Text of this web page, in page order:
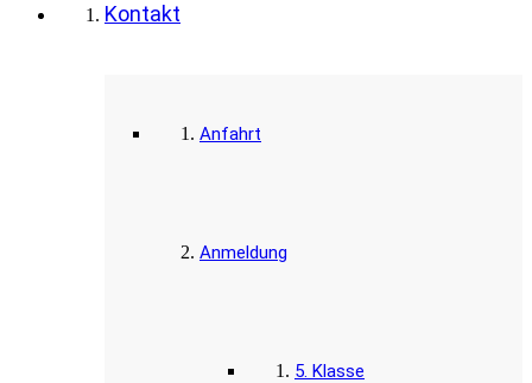
Kontakt
Anfahrt
Anmeldung
5. Klasse